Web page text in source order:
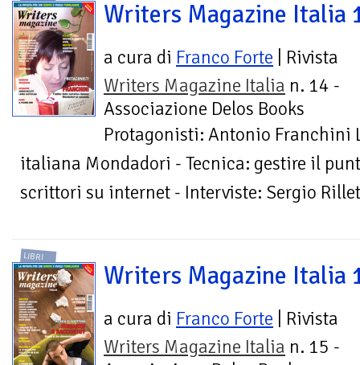
Writers Magazine Italia
a cura di Franco Forte | Rivista
Writers Magazine Italia n. 14 -
Associazione Delos Books
Protagonisti: Antonio Franchini
italiana Mondadori - Tecnica: gestire il
scrittori su internet - Interviste: Sergio
LIBRI
Writers Magazine Italia
a cura di Franco Forte | Rivista
Writers Magazine Italia n. 15 -